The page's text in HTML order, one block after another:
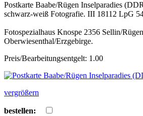
Postkarte Baabe/Rügen Inselparadies
schwarz-weiß Fotografie. III 18112 LpG
Fotospezialhaus Knospe 2356 Sellin/
Oberwiesenthal/Erzgebirge.
Preis/Bearbeitungsentgelt: 1.00
vergrößern
bestellen: